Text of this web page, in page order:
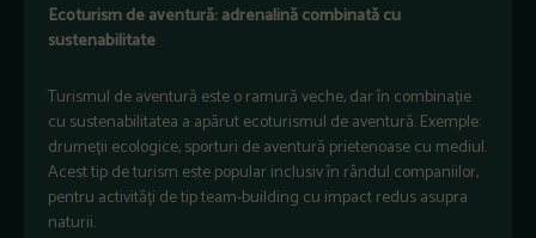
Ecoturism de aventură: adrenalină combinată cu
sustenabilitate
Turismul de aventură este o ramură veche, dar în combinație
cu sustenabilitatea a apărut ecoturismul de aventură. Exemple:
drumeții ecologice, sporturi de aventură prietenoase cu mediul.
Acest tip de turism este popular inclusiv în rândul companiilor,
pentru activități de tip team-building cu impact redus asupra
naturii.